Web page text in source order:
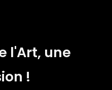
l'Art, une
!